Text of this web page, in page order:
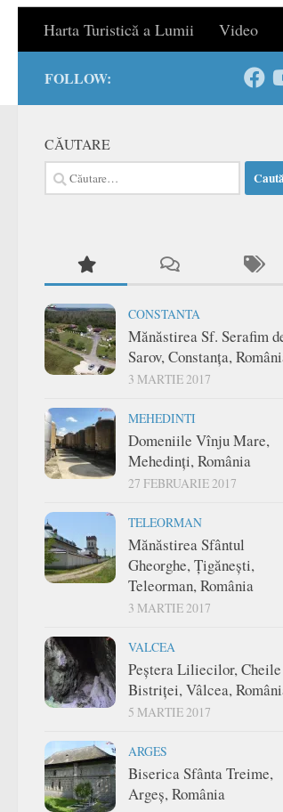
Harta Turistică a Lumii Video
FOLLOW:
CĂUTARE
Caută
după:
CONSTANTA
Mănăstirea Sf. Serafim
Sarov, Constanța,
3 MARTIE 2017
MEHEDINTI
Domeniile Vînju Mare,
Mehedinți, România
27 FEBRUARIE 2017
TELEORMAN
Mănăstirea Sfântul
Gheorghe, Țigănești,
Teleorman, România
3 MARTIE 2017
VALCEA
Peștera Liliecilor, Cheile
Bistriței, Vâlcea,
5 MARTIE 2017
ARGES
Biserica Sfânta Treime,
Argeș, România